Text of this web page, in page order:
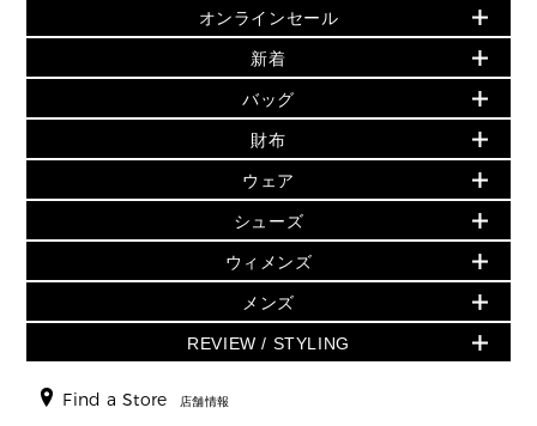
セールおすすめアイテム
▶ ウィメンズ
バッグ
小物
シューズ・靴
ウェア
アクセサリー
時計
▶ メンズ
バッグ
オンラインセール
PRODUCT OF THE MONTH - 今月の特別価格
再値下げアイテム
追加アイテム
▶ ウィメンズすべて(ウェア・シューズ除く)
バッグ
財布・小物
ウェア
シューズ
時計・ジュエリー
アクセサリー
新着
夏のスタイル
▶ すべて
▶ ウィメンズすべて
財布・小物
アクセサリー
フレグランス
シューズ
▶ メンズすべて
バッグ
人気の定番アイテム
日本限定 - バッグ
▶ ウィメンズすべて
トートバッグ
ショルダーバッグ
クロスボディ・斜め掛け
トラベル
財布
日本限定 - 財布・小物
▶ ウィメンズすべて
GREENWICH
折り財布(二つ折り・三つ折り)
長財布
ウェア
▶ ウィメンズすべて
トップス
スカート・パンツ
ジャケット・アウター
▶ メンズすべて
シューズ
▶ ウィメンズすべて
サンダル
スニーカー
▶ メンズすべて
ウィメンズ
人気の定番アイテム
▶ ウィメンズすべて
メンズ
▶ メンズすべて
REVIEW / STYLING
Find a Store 店舗情報